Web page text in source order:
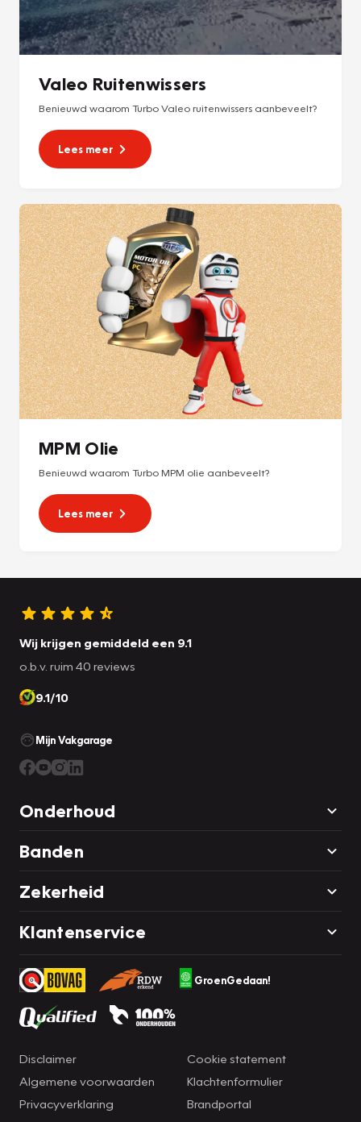
Valeo Ruitenwissers
Benieuwd waarom Turbo Valeo ruitenwissers aanbeveelt?
Lees meer
MPM Olie
Benieuwd waarom Turbo MPM olie aanbeveelt?
Lees meer
Wij krijgen gemiddeld een 9.1
o.b.v. ruim 40 reviews
9.1/10
Mijn Vakgarage
Onderhoud
Banden
Zekerheid
Klantenservice
GroenGedaan!
Disclaimer
Algemene voorwaarden
Privacyverklaring
Cookie statement
Klachtenformulier
Brandportal